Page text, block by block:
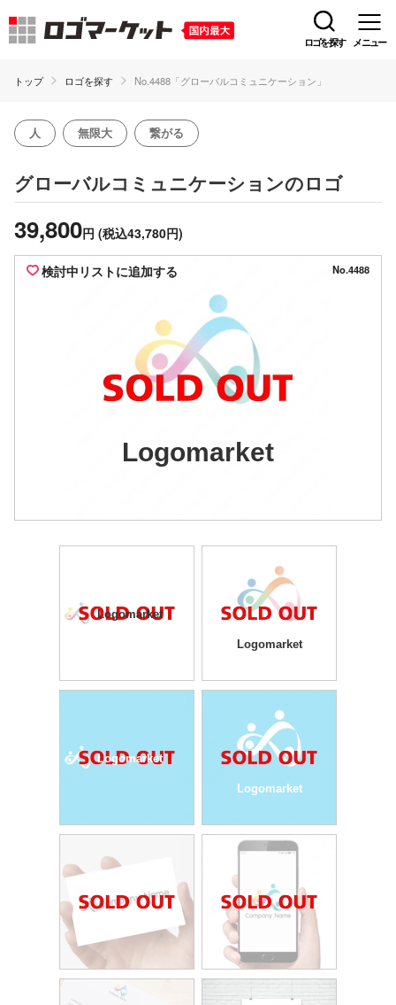
ロゴを探す メニュー
トップ ロゴを探す No.4488「グローバルコミュニケーション」
人 無限大 繋がる
グローバルコミュニケーションのロゴ
39,800円 (税込43,780円)
検討中リストに追加する No.4488
Logomarket
Logomarket
Logomarket
Logomarket
Logomarket